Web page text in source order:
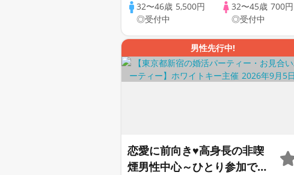
32〜46歳 5,500円
◎受付中
32〜45歳 700円
◎受付中
男性先行中!
恋愛に前向き♥高身長の非喫
煙男性中心～ひとり参加でも